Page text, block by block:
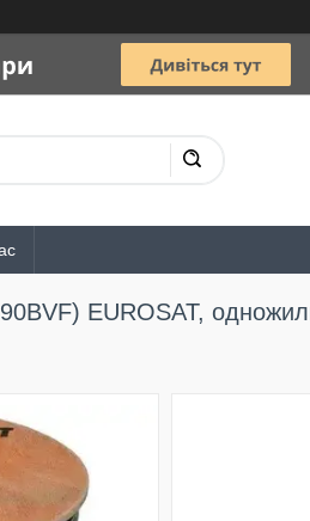
EUROSAT,